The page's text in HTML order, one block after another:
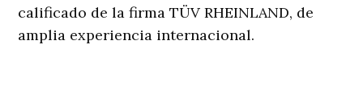
calificado de la firma TÜV RHEINLAND, de
amplia experiencia internacional.